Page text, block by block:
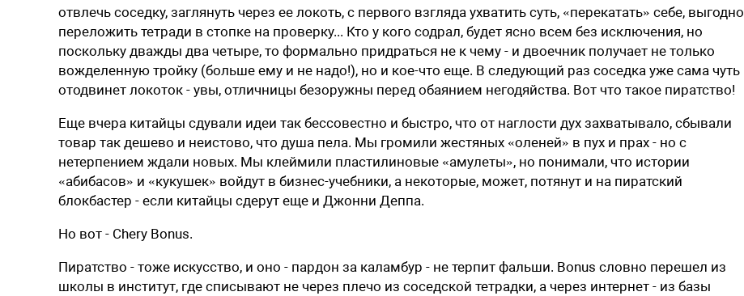
отвлечь соседку, заглянуть через ее локоть, с первого взгляда ухватить суть, «перекатать» себе, выгодно
переложить тетради в стопке на проверку... Кто у кого содрал, будет ясно всем без исключения, но
поскольку дважды два четыре, то формально придраться не к чему - и двоечник получает не только
вожделенную тройку (больше ему и не надо!), но и кое-что еще. В следующий раз соседка уже сама чуть
отодвинет локоток - увы, отличницы безоружны перед обаянием негодяйства. Вот что такое пиратство!
Еще вчера китайцы сдували идеи так бессовестно и быстро, что от наглости дух захватывало, сбывали
товар так дешево и неистово, что душа пела. Мы громили жестяных «оленей» в пух и прах - но с
нетерпением ждали новых. Мы клеймили пластилиновые «амулеты», но понимали, что истории
«абибасов» и «кукушек» войдут в бизнес-учебники, а некоторые, может, потянут и на пиратский
блокбастер - если китайцы сдерут еще и Джонни Деппа.
Но вот - Chery Bonus.
Пиратство - тоже искусство, и оно - пардон за каламбур - не терпит фальши. Bonus словно перешел из
школы в институт, где списывают не через плечо из соседской тетрадки, а через интернет - из базы